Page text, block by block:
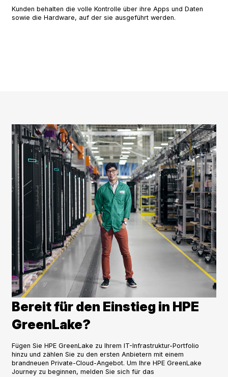
Kunden behalten die volle Kontrolle über ihre Apps und Daten
sowie die Hardware, auf der sie ausgeführt werden.
Bereit für den Einstieg in HPE
GreenLake?
Fügen Sie HPE GreenLake zu Ihrem IT-Infrastruktur-Portfolio
hinzu und zählen Sie zu den ersten Anbietern mit einem
brandneuen Private-Cloud-Angebot. Um Ihre HPE GreenLake
Journey zu beginnen, melden Sie sich für das